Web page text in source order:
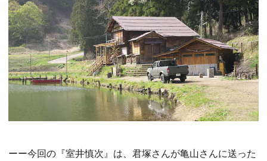
ーー今回の『室井慎次』は、君塚さんが亀山さんに送った